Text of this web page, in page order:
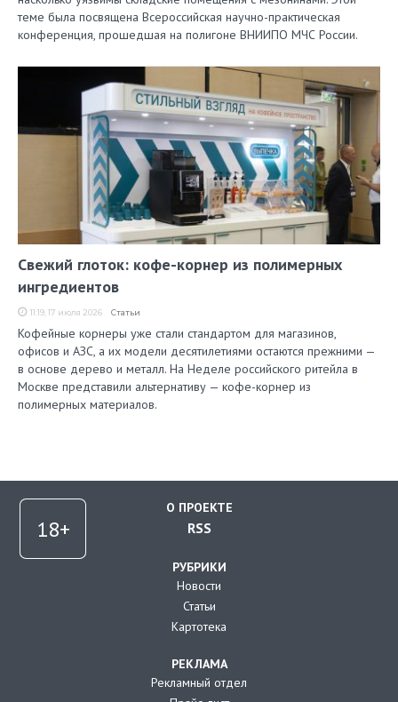
теме была посвящена Всероссийская научно-практическая
конференция, прошедшая на полигоне ВНИИПО МЧС России.
Свежий глоток: кофе-корнер из полимерных
ингредиентов
11:19, 17 июля 2026 Статьи
Кофейные корнеры уже стали стандартом для магазинов,
офисов и АЗС, а их модели десятилетиями остаются прежними —
в основе дерево и металл. На Неделе российского ритейла в
Москве представили альтернативу — кофе-корнер из
полимерных материалов.
О ПРОЕКТЕ
RSS
РУБРИКИ
Новости
Статьи
Картотека
РЕКЛАМА
Рекламный отдел